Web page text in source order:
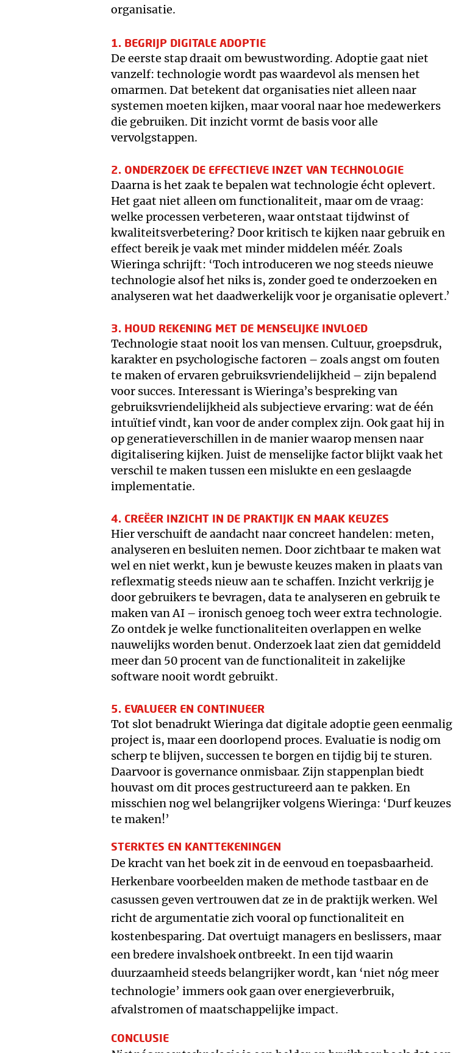
organisatie.
1. BEGRIJP DIGITALE ADOPTIE
De eerste stap draait om bewustwording. Adoptie gaat niet
vanzelf: technologie wordt pas waardevol als mensen het
omarmen. Dat betekent dat organisaties niet alleen naar
systemen moeten kijken, maar vooral naar hoe medewerkers
die gebruiken. Dit inzicht vormt de basis voor alle
vervolgstappen.
2. ONDERZOEK DE EFFECTIEVE INZET VAN TECHNOLOGIE
Daarna is het zaak te bepalen wat technologie écht oplevert.
Het gaat niet alleen om functionaliteit, maar om de vraag:
welke processen verbeteren, waar ontstaat tijdwinst of
kwaliteitsverbetering? Door kritisch te kijken naar gebruik en
effect bereik je vaak met minder middelen méér. Zoals
Wieringa schrijft: ‘Toch introduceren we nog steeds nieuwe
technologie alsof het niks is, zonder goed te onderzoeken en
analyseren wat het daadwerkelijk voor je organisatie oplevert.’
3. HOUD REKENING MET DE MENSELIJKE INVLOED
Technologie staat nooit los van mensen. Cultuur, groepsdruk,
karakter en psychologische factoren – zoals angst om fouten
te maken of ervaren gebruiksvriendelijkheid – zijn bepalend
voor succes. Interessant is Wieringa’s bespreking van
gebruiksvriendelijkheid als subjectieve ervaring: wat de één
intuïtief vindt, kan voor de ander complex zijn. Ook gaat hij in
op generatieverschillen in de manier waarop mensen naar
digitalisering kijken. Juist de menselijke factor blijkt vaak het
verschil te maken tussen een mislukte en een geslaagde
implementatie.
4. CREËER INZICHT IN DE PRAKTIJK EN MAAK KEUZES
Hier verschuift de aandacht naar concreet handelen: meten,
analyseren en besluiten nemen. Door zichtbaar te maken wat
wel en niet werkt, kun je bewuste keuzes maken in plaats van
reflexmatig steeds nieuw aan te schaffen. Inzicht verkrijg je
door gebruikers te bevragen, data te analyseren en gebruik te
maken van AI – ironisch genoeg toch weer extra technologie.
Zo ontdek je welke functionaliteiten overlappen en welke
nauwelijks worden benut. Onderzoek laat zien dat gemiddeld
meer dan 50 procent van de functionaliteit in zakelijke
software nooit wordt gebruikt.
5. EVALUEER EN CONTINUEER
Tot slot benadrukt Wieringa dat digitale adoptie geen eenmalig
project is, maar een doorlopend proces. Evaluatie is nodig om
scherp te blijven, successen te borgen en tijdig bij te sturen.
Daarvoor is governance onmisbaar. Zijn stappenplan biedt
houvast om dit proces gestructureerd aan te pakken. En
misschien nog wel belangrijker volgens Wieringa: ‘Durf keuzes
te maken!’
STERKTES EN KANTTEKENINGEN
De kracht van het boek zit in de eenvoud en toepasbaarheid.
Herkenbare voorbeelden maken de methode tastbaar en de
casussen geven vertrouwen dat ze in de praktijk werken. Wel
richt de argumentatie zich vooral op functionaliteit en
kostenbesparing. Dat overtuigt managers en beslissers, maar
een bredere invalshoek ontbreekt. In een tijd waarin
duurzaamheid steeds belangrijker wordt, kan ‘niet nóg meer
technologie’ immers ook gaan over energieverbruik,
afvalstromen of maatschappelijke impact.
CONCLUSIE